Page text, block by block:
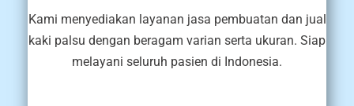
Kami menyediakan layanan jasa pembuatan dan jual
kaki palsu dengan beragam varian serta ukuran. Siap
melayani seluruh pasien di Indonesia.